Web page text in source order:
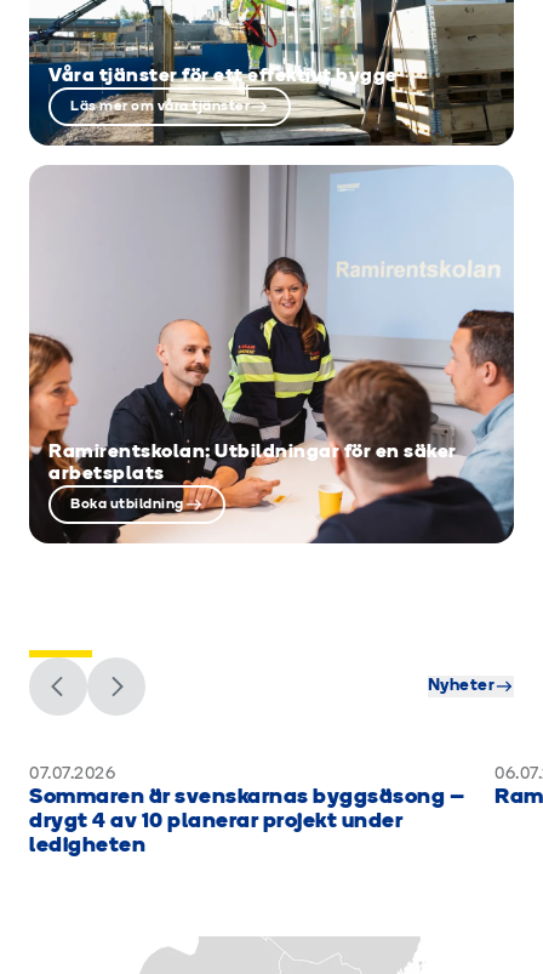
Våra tjänster för ett effektivt bygge
Läs mer om våra tjänster
Ramirentskolan: Utbildningar för en säker
arbetsplats
Boka utbildning
Nyheter
Sommaren är svenskarnas byggsäsong –
drygt 4 av 10 planerar projekt under
ledigheten
07.07.2026